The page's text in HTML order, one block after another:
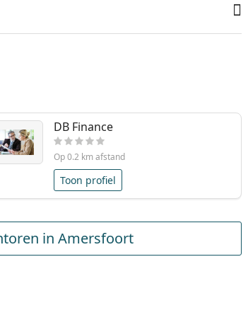
DB Finance
Op 0.2 km afstand
Toon profiel
in Amersfoort